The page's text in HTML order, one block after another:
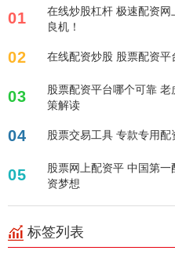
01
在线炒股杠杆 极速配资
良机！
02 在线配资炒股 股票配资平
03
股票配资平台哪个可靠
策解读
04 股票交易工具 专款专用
05
股票网上配资平 中国第
资梦想
标签列表